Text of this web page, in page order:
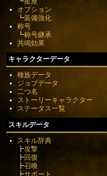
オプション
┗装備強化
称号
┗称号継承
共鳴効果
キャラクターデータ
種族データ
ジョブデータ
二つ名
ストーリーキャラクター
ステータス一覧
スキルデータ
スキル辞典
┣攻撃
┣回復
┣召喚
┣サポート